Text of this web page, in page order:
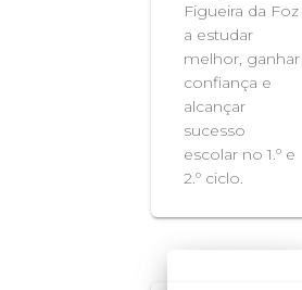
Figueira da Foz
a estudar
melhor, ganhar
confiança e
alcançar
sucesso
escolar no 1.º e
2.º ciclo.